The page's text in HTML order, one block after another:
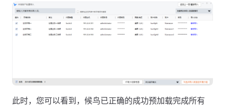
此时，您可以看到，候鸟已正确的成功预加载完成所有